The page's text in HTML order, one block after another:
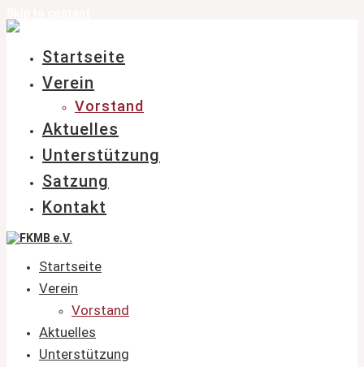
Startseite
Verein
Vorstand
Aktuelles
Unterstützung
Satzung
Kontakt
Startseite
Verein
Vorstand
Aktuelles
Unterstützung